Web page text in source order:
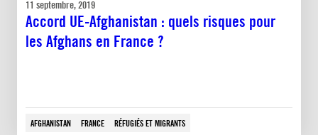
11 septembre, 2019
Accord UE-Afghanistan : quels risques pour
les Afghans en France ?
AFGHANISTAN FRANCE RÉFUGIÉS ET MIGRANTS